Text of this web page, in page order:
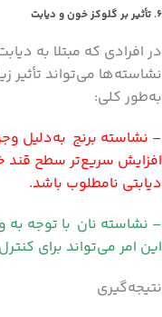
6. تأثیر بر گلوکز خون و دیابت
در افرادی که مبتلا به
نشاسته‌ها می‌تواند تأثیر
به‌طور کلی:
– نشاسته برنج به‌دلیل
افزایش سریع‌تر سطح
دیابتی نامطلوب باشد.
– نشاسته نان با توجه به
این امر می‌تواند برای
نتیجه‌گیری